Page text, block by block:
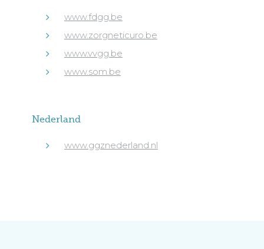
www.fdgg.be
www.zorgneticuro.be
www.vvgg.be
www.som.be
Nederland
www.ggznederland.nl